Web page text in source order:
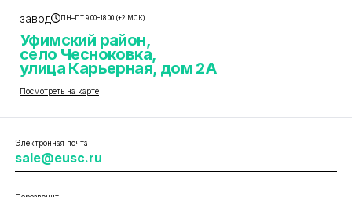
завод ПН–ПТ 9.00–18.00 (+2 МСК)
Уфимский район,
село Чесноковка,
улица Карьерная, дом 2А
Посмотреть на карте
Электронная почта
sale@eusc.ru